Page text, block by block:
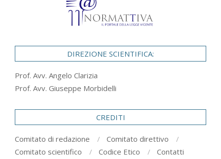
DIREZIONE SCIENTIFICA:
Prof. Avv. Angelo Clarizia
Prof. Avv. Giuseppe Morbidelli
CREDITI
Comitato di redazione
Comitato direttivo
Comitato scientifico
Codice Etico Contatti